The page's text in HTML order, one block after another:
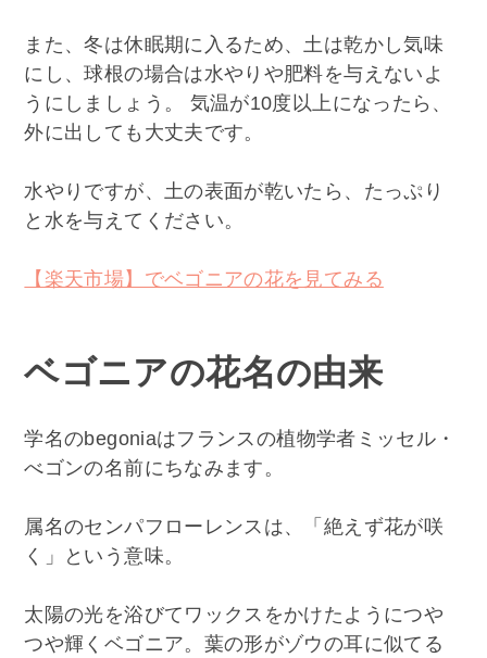
また、冬は休眠期に入るため、土は乾かし気味
にし、球根の場合は水やりや肥料を与えないよ
うにしましょう。 気温が10度以上になったら、
外に出しても大丈夫です。
水やりですが、土の表面が乾いたら、たっぷり
と水を与えてください。
【楽天市場】でベゴニアの花を見てみる
ベゴニアの花名の由来
学名のbegoniaはフランスの植物学者ミッセル・
べゴンの名前にちなみます。
属名のセンパフローレンスは、「絶えず花が咲
く」という意味。
太陽の光を浴びてワックスをかけたようにつや
つや輝くベゴニア。葉の形がゾウの耳に似てる